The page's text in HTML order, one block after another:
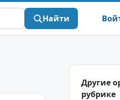
Найти
Другие
рубрике